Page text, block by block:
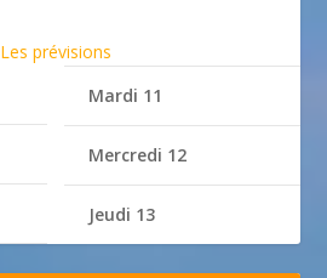
Les prévisions
Mardi 11
Mercredi 12
Jeudi 13